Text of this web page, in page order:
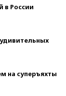
в России
на суперъяхты